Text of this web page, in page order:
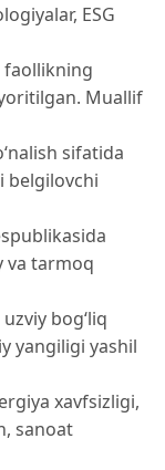
ESG
faollikning
Muallif
sifatida
belgilovchi
va tarmoq
bog‘liq
yangiligi yashil
xavfsizligi,
sanoat